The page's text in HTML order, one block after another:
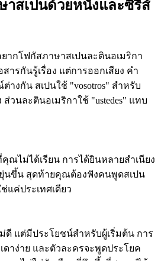
าสเปนด้วยหนังและซีรีส์
ากโฟกัสภาษาสเปนละตินอเมริกา
ารกันรู้เรื่อง แต่การออกเสียง คำ
งกัน สเปนใช้ "vosotros" สำหรับ
นละตินอเมริกาใช้ "ustedes" แทบ
ณไม่ได้เรียน การได้ยินหลายสำเนียง
นขึ้น สุดท้ายคุณต้องฟังคนพูดสเปน
แค่ประเทศเดียว
ม่ดี แต่มีประโยชน์สำหรับผู้เริ่มต้น การ
ดาง่าย และตัวละครจะพูดประโยค